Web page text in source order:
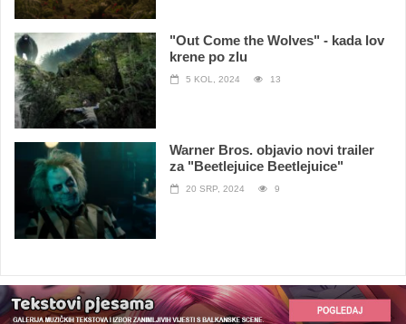
"Out Come the Wolves" - kada lov
krene po zlu
5 KOL, 2024 13
Warner Bros. objavio novi trailer
za "Beetlejuice Beetlejuice"
20 SRP, 2024 9